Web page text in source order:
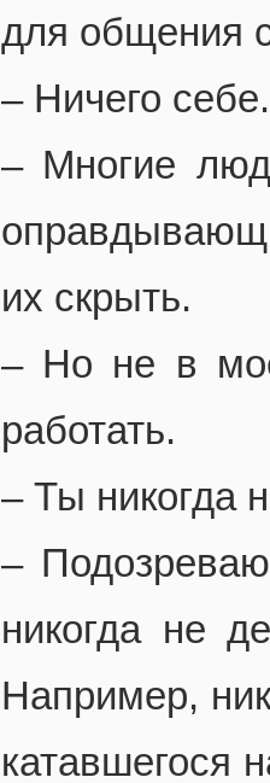
для общения
– Ничего себе.
– Многие
их скрыть.
– Но не в
работать.
– Ты никогда
–
никогда не
Например,
катавшегося